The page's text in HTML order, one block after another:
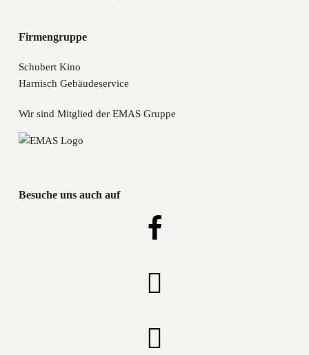
Firmengruppe
Schubert Kino
Harnisch Gebäudeservice
Wir sind Mitglied der EMAS Gruppe
Besuche uns auch auf